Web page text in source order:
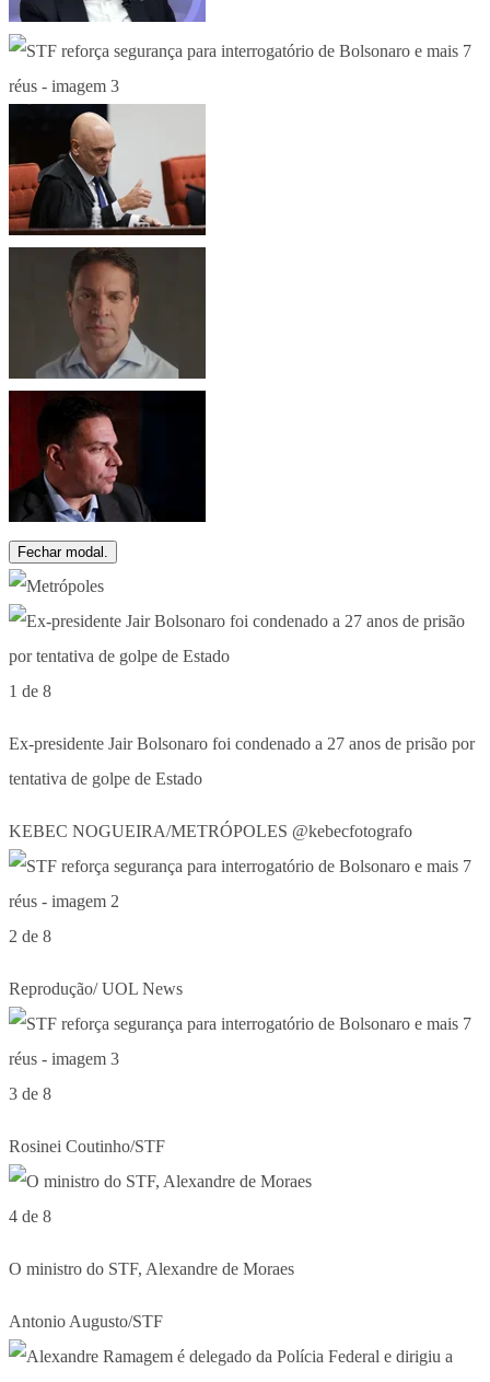
Fechar modal.
1 de 8
Ex-presidente Jair Bolsonaro foi condenado a 27 anos de prisão por
tentativa de golpe de Estado
KEBEC NOGUEIRA/METRÓPOLES @kebecfotografo
2 de 8
Reprodução/ UOL News
3 de 8
Rosinei Coutinho/STF
4 de 8
O ministro do STF, Alexandre de Moraes
Antonio Augusto/STF